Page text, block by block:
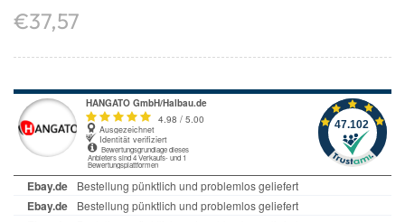
€37,57